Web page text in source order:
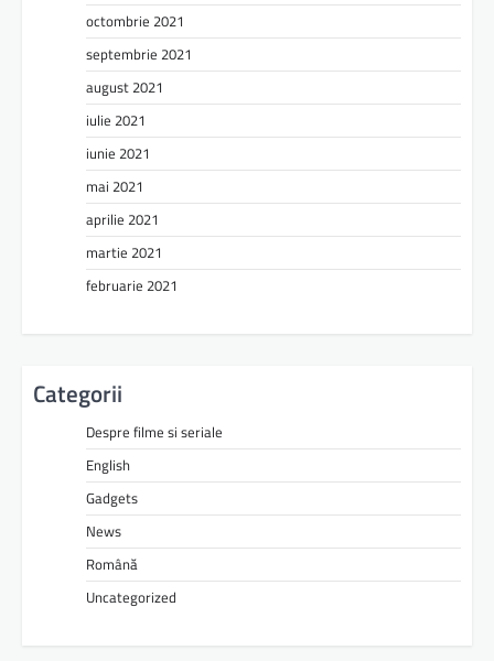
octombrie 2021
septembrie 2021
august 2021
iulie 2021
iunie 2021
mai 2021
aprilie 2021
martie 2021
februarie 2021
Categorii
Despre filme si seriale
English
Gadgets
News
Română
Uncategorized